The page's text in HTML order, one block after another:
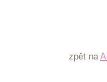
zpět na